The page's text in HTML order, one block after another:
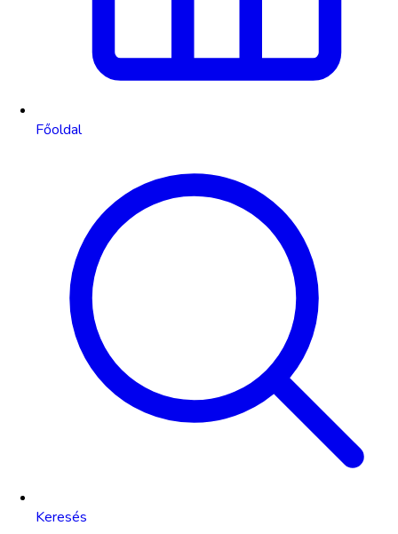
Főoldal
Keresés